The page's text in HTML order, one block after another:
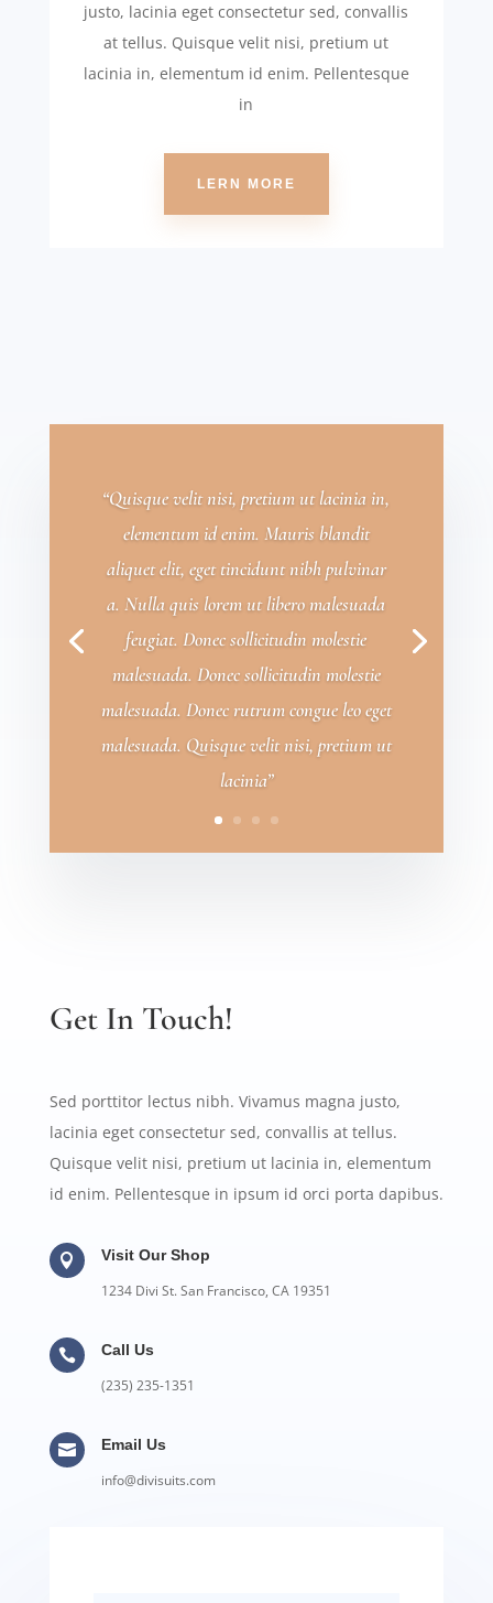
justo, lacinia eget consectetur sed, convallis
at tellus. Quisque velit nisi, pretium ut
lacinia in, elementum id enim. Pellentesque
in
LERN MORE
“Quisque velit nisi, pretium ut lacinia in,
elementum id enim. Mauris blandit
aliquet elit, eget tincidunt nibh pulvinar
a. Nulla quis lorem ut libero malesuada
feugiat. Donec sollicitudin molestie
malesuada. Donec sollicitudin molestie
malesuada. Donec rutrum congue leo eget
malesuada. Quisque velit nisi, pretium ut
lacinia”
Get In Touch!
Sed porttitor lectus nibh. Vivamus magna justo,
lacinia eget consectetur sed, convallis at tellus.
Quisque velit nisi, pretium ut lacinia in, elementum
id enim. Pellentesque in ipsum id orci porta dapibus.
 Visit Our Shop
1234 Divi St. San Francisco, CA 19351
 Call Us
(235) 235-1351
 Email Us
info@divisuits.com